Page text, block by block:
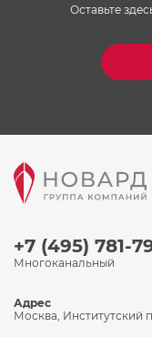
Оставьте
+7 (495) 781-
Многоканальный
Адрес
Москва, Институтский